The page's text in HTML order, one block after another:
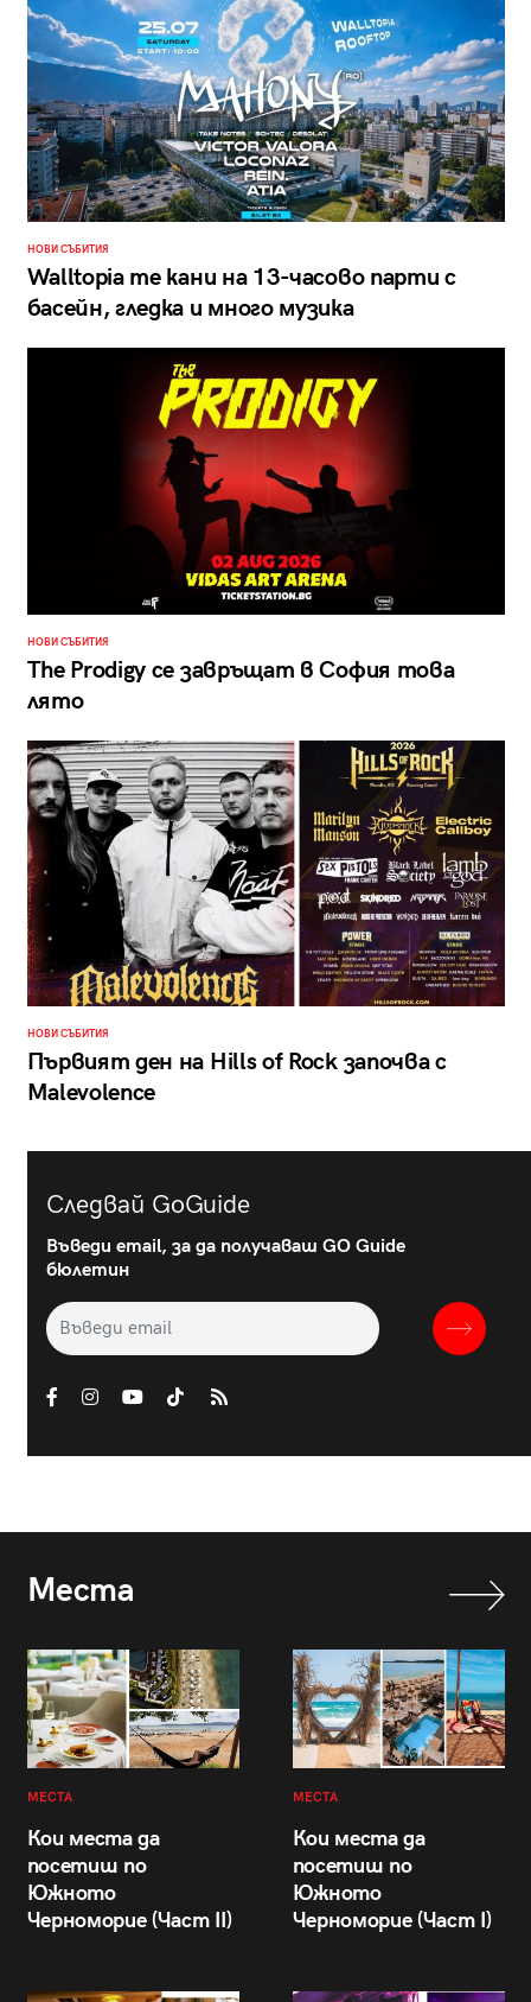
НОВИ СЪБИТИЯ
Walltopia те кани на 13-часово парти с
басейн, гледка и много музика
НОВИ СЪБИТИЯ
The Prodigy се завръщат в София това
лято
НОВИ СЪБИТИЯ
Първият ден на Hills of Rock започва с
Malevolence
Следвай GoGuide
Въведи email, за да получаваш GO Guide
бюлетин
Места
МЕСТА
Кои места да
посетиш по
Южното
Черноморие (Част II)
МЕСТА
Кои места да
посетиш по
Южното
Черноморие (Част I)